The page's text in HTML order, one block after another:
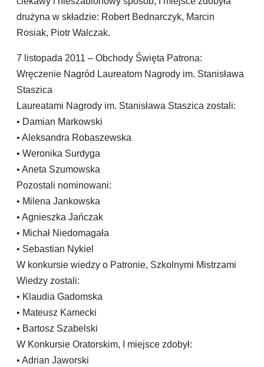
drużyna w składzie: Robert Bednarczyk, Marcin
Rosiak, Piotr Walczak.
7 listopada 2011 – Obchody Święta Patrona:
Wręczenie Nagród Laureatom Nagrody im. Stanisława
Staszica
Laureatami Nagrody im. Stanisława Staszica zostali:
• Damian Markowski
• Aleksandra Robaszewska
• Weronika Surdyga
• Aneta Szumowska
Pozostali nominowani:
• Milena Jankowska
• Agnieszka Jańczak
• Michał Niedomagała
• Sebastian Nykiel
W konkursie wiedzy o Patronie, Szkolnymi Mistrzami
Wiedzy zostali:
• Klaudia Gadomska
• Mateusz Kamecki
• Bartosz Szabelski
W Konkursie Oratorskim, I miejsce zdobył:
• Adrian Jaworski